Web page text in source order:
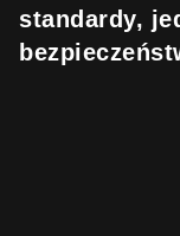
standardy,